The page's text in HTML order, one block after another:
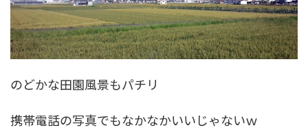
のどかな田園風景もパチリ
携帯電話の写真でもなかなかいいじゃないｗ